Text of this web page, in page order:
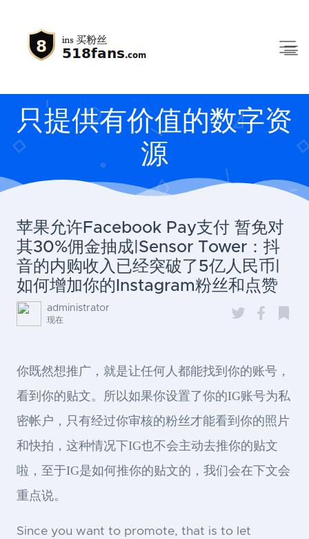
只提供有价值的数字资
源
苹果允许Facebook Pay支付 暂免对
其30%佣金抽成|Sensor Tower：抖
音的内购收入已经突破了5亿人民币|
如何增加你的Instagram粉丝和点赞
administrator
现在
你既然想推广，就是让任何人都能找到你的账号，
看到你的贴文。所以如果你设置了你的IG账号为私
密帐户，只有经过你审核的粉丝才能看到你的照片
和快拍，这种情况下IG也不会主动去推你的贴文
啦，至于IG是如何推你的贴文的，我们会在下文会
重点说。
Since you want to promote, that is to let